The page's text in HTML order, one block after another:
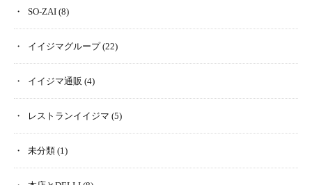
SO-ZAI (8)
イイジマグループ(22)
イイジマ通販 (4)
レストランイイジマ (5)
未分類 (1)